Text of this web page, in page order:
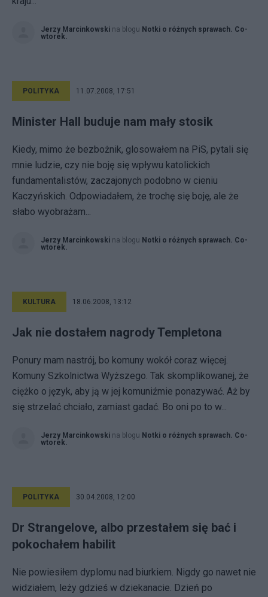
Jerzy Marcinkowski na blogu Notki o różnych sprawach. Co-
wtorek.
POLITYKA 11.07.2008, 17:51
Minister Hall buduje nam mały stosik
Kiedy, mimo że bezbożnik, glosowałem na PiS, pytali się
mnie ludzie, czy nie boję się wpływu katolickich
fundamentalistów, zaczajonych podobno w cieniu
Kaczyńskich. Odpowiadałem, że trochę się boję, ale że
słabo wyobrażam...
Jerzy Marcinkowski na blogu Notki o różnych sprawach. Co-
wtorek.
KULTURA 18.06.2008, 13:12
Jak nie dostałem nagrody Templetona
Ponury mam nastrój, bo komuny wokół coraz więcej.
Komuny Szkolnictwa Wyższego. Tak skomplikowanej, że
ciężko o język, aby ją w jej komuniźmie ponazywać. Aż by
się strzelać chciało, zamiast gadać. Bo oni po to w...
Jerzy Marcinkowski na blogu Notki o różnych sprawach. Co-
wtorek.
POLITYKA 30.04.2008, 12:00
Dr Strangelove, albo przestałem się bać i
pokochałem habilit
Nie powiesiłem dyplomu nad biurkiem. Nigdy go nawet nie
widziałem, leży gdzieś w dziekanacie. Dzień po